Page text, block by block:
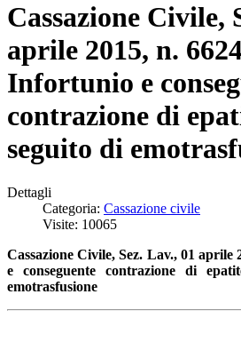
Cassazione Civile,
aprile 2015, n.
Infortunio e
contrazione di
seguito di
Dettagli
Categoria: Cassazione civile
Visite: 10065
Cassazione Civile, Sez. Lav., 01
e conseguente contrazione di
emotrasfusione